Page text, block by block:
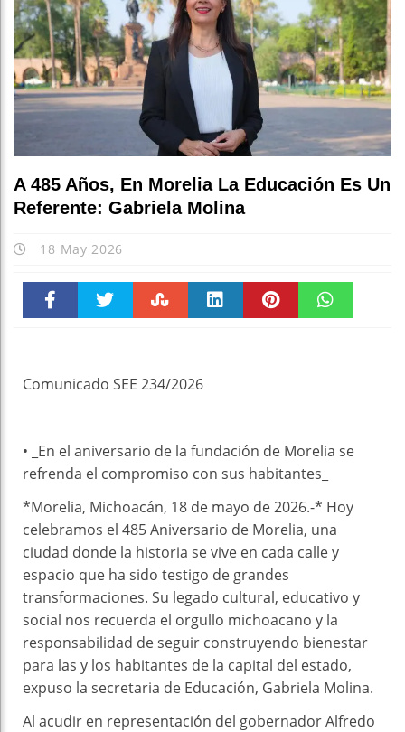
A 485 Años, En Morelia La Educación Es Un
Referente: Gabriela Molina
18 May 2026
Comunicado SEE 234/2026
• _En el aniversario de la fundación de Morelia se
refrenda el compromiso con sus habitantes_
*Morelia, Michoacán, 18 de mayo de 2026.-* Hoy
celebramos el 485 Aniversario de Morelia, una
ciudad donde la historia se vive en cada calle y
espacio que ha sido testigo de grandes
transformaciones. Su legado cultural, educativo y
social nos recuerda el orgullo michoacano y la
responsabilidad de seguir construyendo bienestar
para las y los habitantes de la capital del estado,
expuso la secretaria de Educación, Gabriela Molina.
Al acudir en representación del gobernador Alfredo